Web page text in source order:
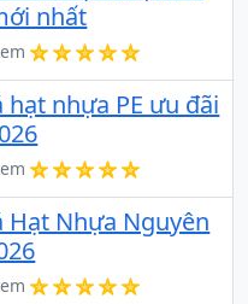
nhất
hạt nhựa PE ưu đãi
Hạt Nhựa Nguyên